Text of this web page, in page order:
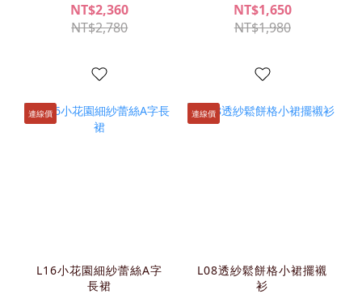
NT$2,360
NT$2,780
NT$1,650
NT$1,980
連線價
L16小花園細紗蕾絲A字
長裙
連線價
L08透紗鬆餅格小裙擺襯
衫